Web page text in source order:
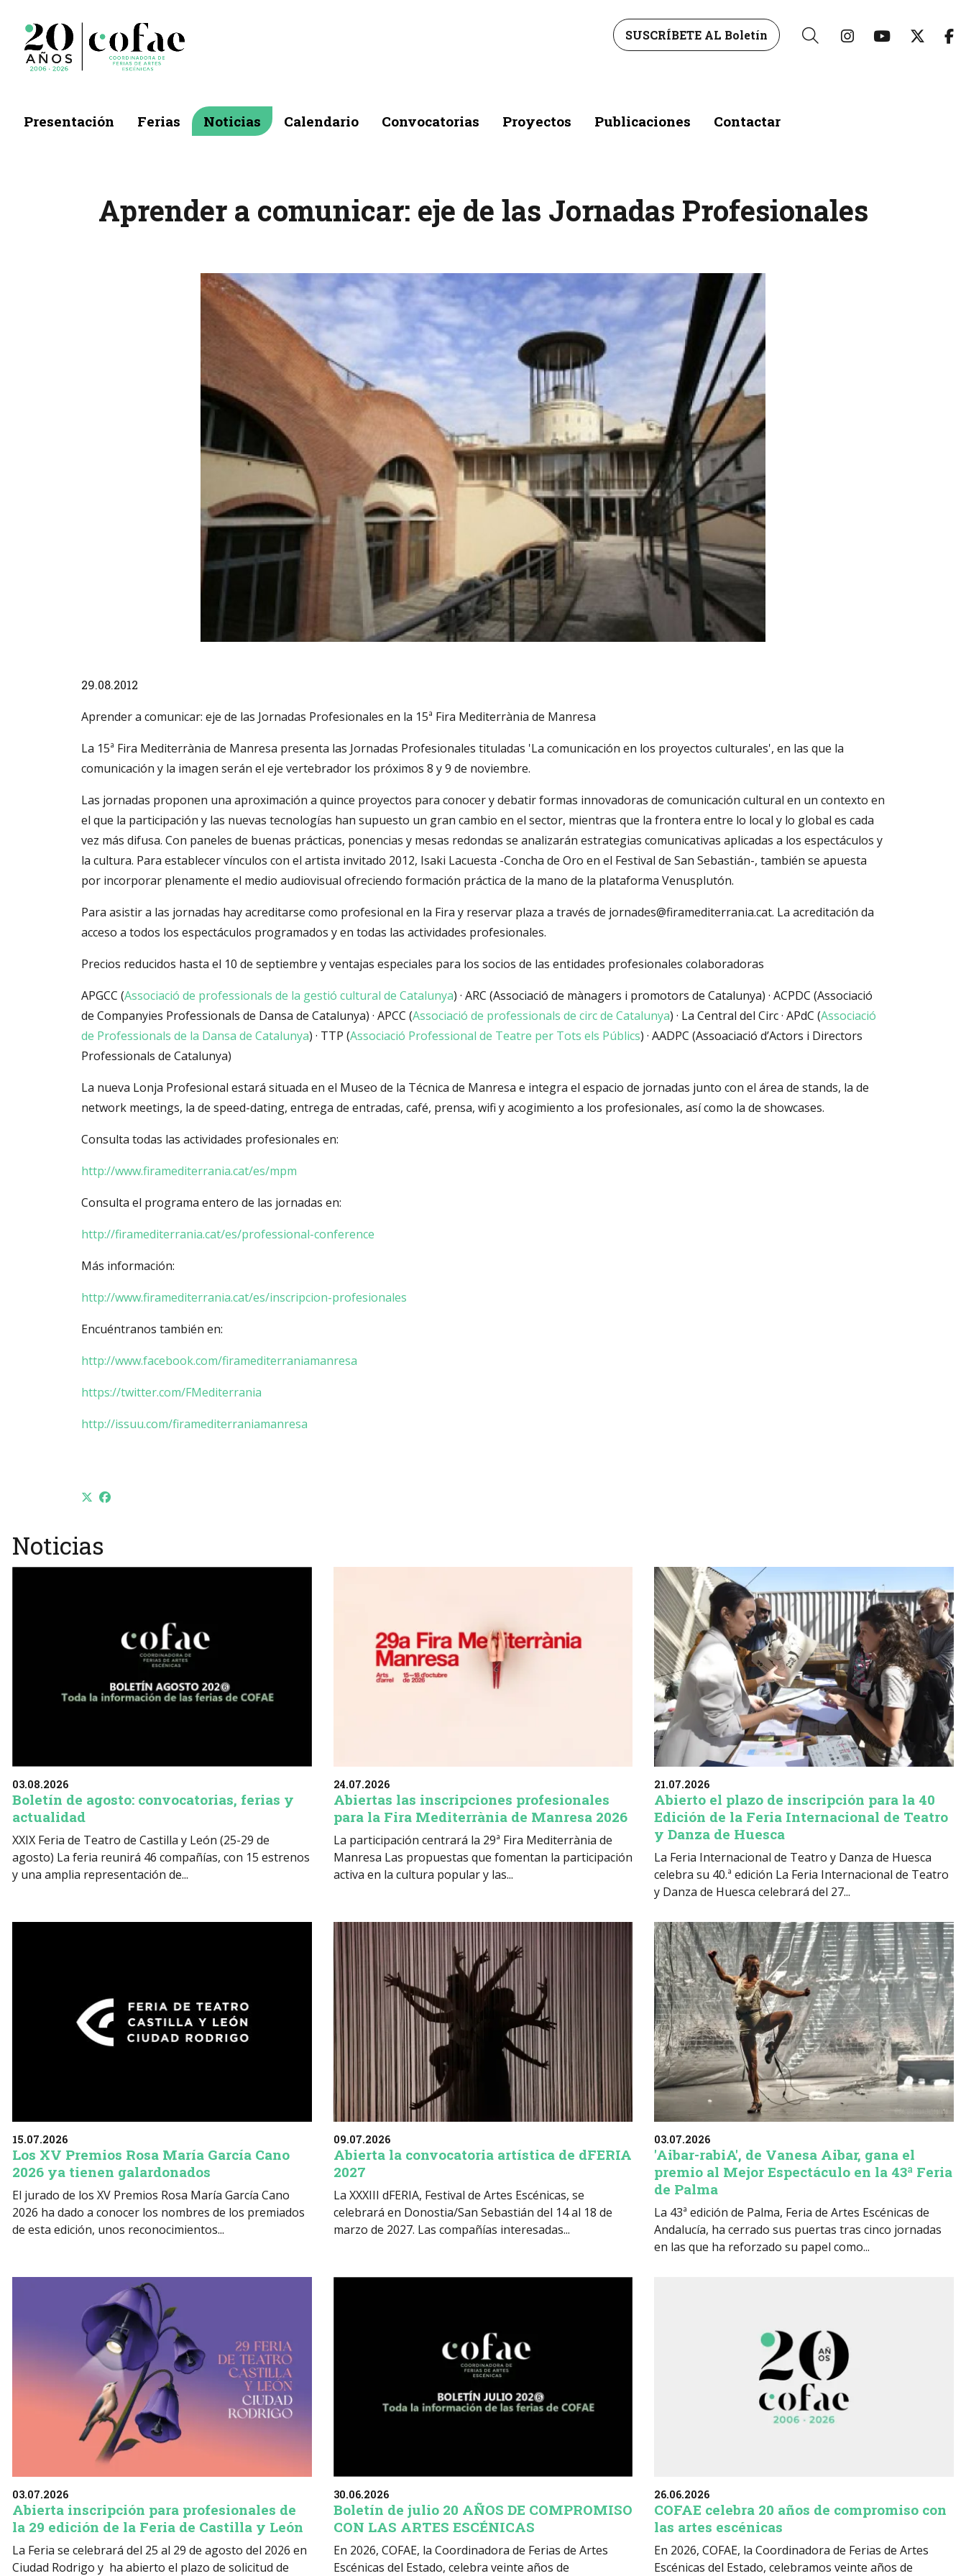
Link aLink a
SUSCRÍBETE AL Boletín
Presentación Ferias Noticias Calendario Convocatorias Proyectos Publicaciones Contactar
Aprender a comunicar: eje de las Jornadas Profesionales
29.08.2012
Aprender a comunicar: eje de las Jornadas Profesionales en la 15ª Fira Mediterrània de Manresa
La 15ª Fira Mediterrània de Manresa presenta las Jornadas Profesionales tituladas 'La comunicación en los proyectos culturales', en las que la
comunicación y la imagen serán el eje vertebrador los próximos 8 y 9 de noviembre.
Las jornadas proponen una aproximación a quince proyectos para conocer y debatir formas innovadoras de comunicación cultural en un contexto en
el que la participación y las nuevas tecnologías han supuesto un gran cambio en el sector, mientras que la frontera entre lo local y lo global es cada
vez más difusa. Con paneles de buenas prácticas, ponencias y mesas redondas se analizarán estrategias comunicativas aplicadas a los espectáculos y
la cultura. Para establecer vínculos con el artista invitado 2012, Isaki Lacuesta -Concha de Oro en el Festival de San Sebastián-, también se apuesta
por incorporar plenamente el medio audiovisual ofreciendo formación práctica de la mano de la plataforma Venusplutón.
Para asistir a las jornadas hay acreditarse como profesional en la Fira y reservar plaza a través de jornades@firamediterrania.cat. La acreditación da
acceso a todos los espectáculos programados y en todas las actividades profesionales.
Precios reducidos hasta el 10 de septiembre y ventajas especiales para los socios de las entidades profesionales colaboradoras
APGCC (Associació de professionals de la gestió cultural de Catalunya) · ARC (Associació de mànagers i promotors de Catalunya) · ACPDC (Associació
de Companyies Professionals de Dansa de Catalunya) · APCC (Associació de professionals de circ de Catalunya) · La Central del Circ · APdC (Associació
de Professionals de la Dansa de Catalunya) · TTP (Associació Professional de Teatre per Tots els Públics) · AADPC (Assoaciació d’Actors i Directors
Professionals de Catalunya)
La nueva Lonja Profesional estará situada en el Museo de la Técnica de Manresa e integra el espacio de jornadas junto con el área de stands, la de
network meetings, la de speed-dating, entrega de entradas, café, prensa, wifi y acogimiento a los profesionales, así como la de showcases.
Consulta todas las actividades profesionales en:
http://www.firamediterrania.cat/es/mpm
Consulta el programa entero de las jornadas en:
http://firamediterrania.cat/es/professional-conference
Más información:
http://www.firamediterrania.cat/es/inscripcion-profesionales
Encuéntranos también en:
http://www.facebook.com/firamediterraniamanresa
https://twitter.com/FMediterrania
http://issuu.com/firamediterraniamanresa
Noticias
03.08.2026
Boletín de agosto: convocatorias, ferias y
actualidad
XXIX Feria de Teatro de Castilla y León (25-29 de
agosto) La feria reunirá 46 compañías, con 15 estrenos
y una amplia representación de...
24.07.2026
Abiertas las inscripciones profesionales
para la Fira Mediterrània de Manresa 2026
La participación centrará la 29ª Fira Mediterrània de
Manresa Las propuestas que fomentan la participación
activa en la cultura popular y las...
21.07.2026
Abierto el plazo de inscripción para la 40
Edición de la Feria Internacional de Teatro
y Danza de Huesca
La Feria Internacional de Teatro y Danza de Huesca
celebra su 40.ª edición La Feria Internacional de Teatro
y Danza de Huesca celebrará del 27...
15.07.2026
Los XV Premios Rosa María García Cano
2026 ya tienen galardonados
El jurado de los XV Premios Rosa María García Cano
2026 ha dado a conocer los nombres de los premiados
de esta edición, unos reconocimientos...
09.07.2026
Abierta la convocatoria artística de dFERIA
2027
La XXXIII dFERIA, Festival de Artes Escénicas, se
celebrará en Donostia/San Sebastián del 14 al 18 de
marzo de 2027. Las compañías interesadas...
03.07.2026
'Aibar-rabiA', de Vanesa Aibar, gana el
premio al Mejor Espectáculo en la 43ª Feria
de Palma
La 43ª edición de Palma, Feria de Artes Escénicas de
Andalucía, ha cerrado sus puertas tras cinco jornadas
en las que ha reforzado su papel como...
03.07.2026
Abierta inscripción para profesionales de
la 29 edición de la Feria de Castilla y León
La Feria se celebrará del 25 al 29 de agosto del 2026 en
Ciudad Rodrigo y ha abierto el plazo de solicitud de
30.06.2026
Boletín de julio 20 AÑOS DE COMPROMISO
CON LAS ARTES ESCÉNICAS
En 2026, COFAE, la Coordinadora de Ferias de Artes
Escénicas del Estado, celebra veinte años de
26.06.2026
COFAE celebra 20 años de compromiso con
las artes escénicas
En 2026, COFAE, la Coordinadora de Ferias de Artes
Escénicas del Estado, celebramos veinte años de